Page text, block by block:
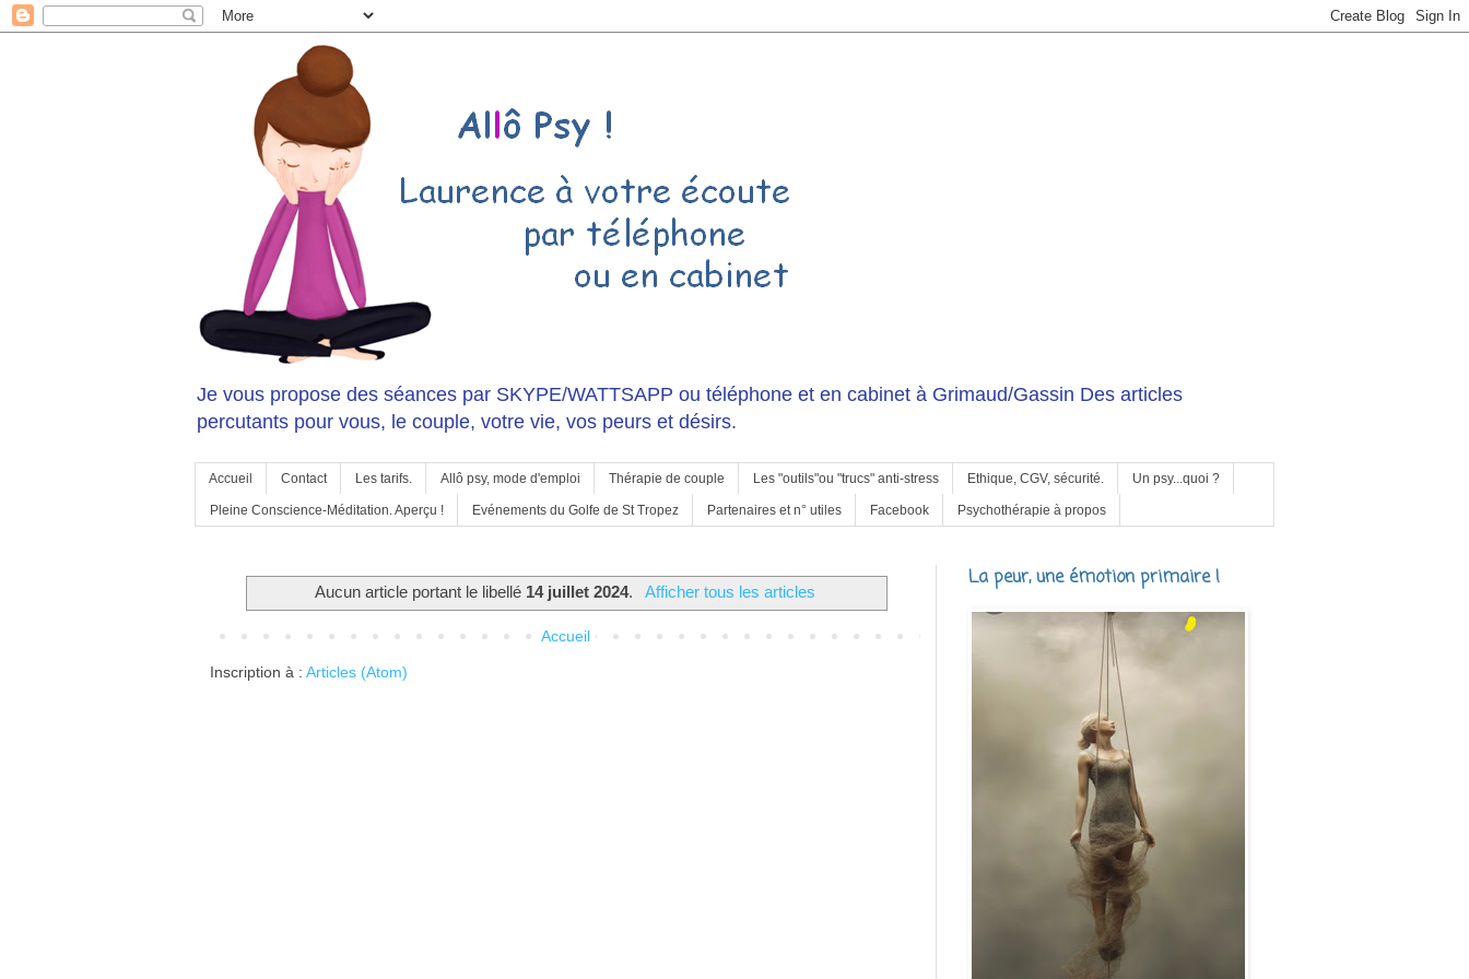
Je vous propose des séances par SKYPE/WATTSAPP ou téléphone et en cabinet à Grimaud/Gassin Des articles
percutants pour vous, le couple, votre vie, vos peurs et désirs.
Accueil Contact Les tarifs. Allô psy, mode d'emploi Thérapie de couple Les "outils"ou "trucs" anti-stress Ethique, CGV, sécurité. Un psy...quoi ?
Pleine Conscience-Méditation. Aperçu ! Evénements du Golfe de St Tropez Partenaires et n° utiles Facebook Psychothérapie à propos
Aucun article portant le libellé 14 juillet 2024. Afficher tous les articles
Accueil
Inscription à : Articles (Atom)
La peur, une émotion primaire !